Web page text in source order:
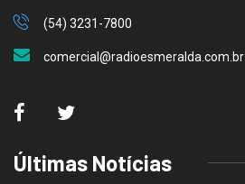
(54) 3231-7800
comercial@radioesmeralda.com.br
Últimas Notícias